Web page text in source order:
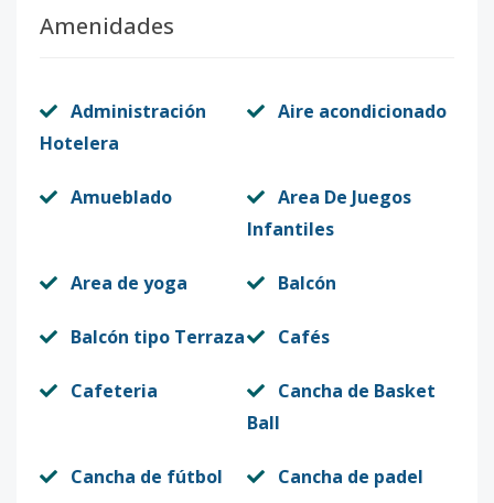
Amenidades
Administración
Hotelera
Aire acondicionado
Amueblado
Area De Juegos
Infantiles
Area de yoga Balcón
Balcón tipo Terraza Cafés
Cafeteria
Cancha de Basket
Ball
Cancha de fútbol Cancha de padel